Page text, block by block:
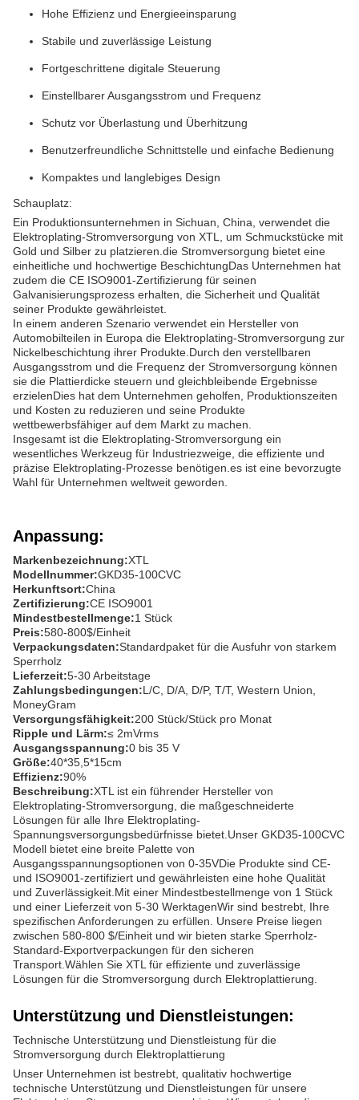
Hohe Effizienz und Energieeinsparung
Stabile und zuverlässige Leistung
Fortgeschrittene digitale Steuerung
Einstellbarer Ausgangsstrom und Frequenz
Schutz vor Überlastung und Überhitzung
Benutzerfreundliche Schnittstelle und einfache Bedienung
Kompaktes und langlebiges Design
Schauplatz:
Ein Produktionsunternehmen in Sichuan, China, verwendet die
Elektroplating-Stromversorgung von XTL, um Schmuckstücke mit
Gold und Silber zu platzieren.die Stromversorgung bietet eine
einheitliche und hochwertige BeschichtungDas Unternehmen hat
zudem die CE ISO9001-Zertifizierung für seinen
Galvanisierungsprozess erhalten, die Sicherheit und Qualität
seiner Produkte gewährleistet.
In einem anderen Szenario verwendet ein Hersteller von
Automobilteilen in Europa die Elektroplating-Stromversorgung zur
Nickelbeschichtung ihrer Produkte.Durch den verstellbaren
Ausgangsstrom und die Frequenz der Stromversorgung können
sie die Plattierdicke steuern und gleichbleibende Ergebnisse
erzielenDies hat dem Unternehmen geholfen, Produktionszeiten
und Kosten zu reduzieren und seine Produkte
wettbewerbsfähiger auf dem Markt zu machen.
Insgesamt ist die Elektroplating-Stromversorgung ein
wesentliches Werkzeug für Industriezweige, die effiziente und
präzise Elektroplating-Prozesse benötigen.es ist eine bevorzugte
Wahl für Unternehmen weltweit geworden.
Anpassung:
Markenbezeichnung:XTL
Modellnummer:GKD35-100CVC
Herkunftsort:China
Zertifizierung:CE ISO9001
Mindestbestellmenge:1 Stück
Preis:580-800$/Einheit
Verpackungsdaten:Standardpaket für die Ausfuhr von starkem
Sperrholz
Lieferzeit:5-30 Arbeitstage
Zahlungsbedingungen:L/C, D/A, D/P, T/T, Western Union,
MoneyGram
Versorgungsfähigkeit:200 Stück/Stück pro Monat
Ripple und Lärm:≤ 2mVrms
Ausgangsspannung:0 bis 35 V
Größe:40*35,5*15cm
Effizienz:90%
Beschreibung:XTL ist ein führender Hersteller von
Elektroplating-Stromversorgung, die maßgeschneiderte
Lösungen für alle Ihre Elektroplating-
Spannungsversorgungsbedürfnisse bietet.Unser GKD35-100CVC
Modell bietet eine breite Palette von
Ausgangsspannungsoptionen von 0-35VDie Produkte sind CE-
und ISO9001-zertifiziert und gewährleisten eine hohe Qualität
und Zuverlässigkeit.Mit einer Mindestbestellmenge von 1 Stück
und einer Lieferzeit von 5-30 WerktagenWir sind bestrebt, Ihre
spezifischen Anforderungen zu erfüllen. Unsere Preise liegen
zwischen 580-800 $/Einheit und wir bieten starke Sperrholz-
Standard-Exportverpackungen für den sicheren
Transport.Wählen Sie XTL für effiziente und zuverlässige
Lösungen für die Stromversorgung durch Elektroplattierung.
Unterstützung und Dienstleistungen:
Technische Unterstützung und Dienstleistung für die
Stromversorgung durch Elektroplattierung
Unser Unternehmen ist bestrebt, qualitativ hochwertige
technische Unterstützung und Dienstleistungen für unsere